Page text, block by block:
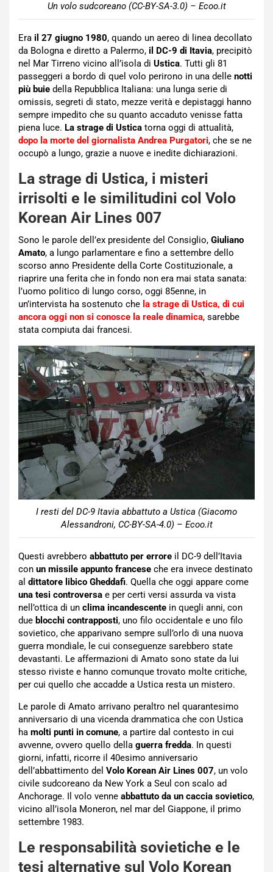
Un volo sudcoreano (CC-BY-SA-3.0) – Ecoo.it
Era il 27 giugno 1980, quando un aereo di linea decollato
da Bologna e diretto a Palermo, il DC-9 di Itavia, precipitò
nel Mar Tirreno vicino all’isola di Ustica. Tutti gli 81
passeggeri a bordo di quel volo perirono in una delle notti
più buie della Repubblica Italiana: una lunga serie di
omissis, segreti di stato, mezze verità e depistaggi hanno
sempre impedito che su quanto accaduto venisse fatta
piena luce. La strage di Ustica torna oggi di attualità,
dopo la morte del giornalista Andrea Purgatori, che se ne
occupò a lungo, grazie a nuove e inedite dichiarazioni.
La strage di Ustica, i misteri
irrisolti e le similitudini col Volo
Korean Air Lines 007
Sono le parole dell’ex presidente del Consiglio, Giuliano
Amato, a lungo parlamentare e fino a settembre dello
scorso anno Presidente della Corte Costituzionale, a
riaprire una ferita che in fondo non era mai stata sanata:
l’uomo politico di lungo corso, oggi 85enne, in
un’intervista ha sostenuto che la strage di Ustica, di cui
ancora oggi non si conosce la reale dinamica, sarebbe
stata compiuta dai francesi.
I resti del DC-9 Itavia abbattuto a Ustica (Giacomo
Alessandroni, CC-BY-SA-4.0) – Ecoo.it
Questi avrebbero abbattuto per errore il DC-9 dell’Itavia
con un missile appunto francese che era invece destinato
al dittatore libico Gheddafi. Quella che oggi appare come
una tesi controversa e per certi versi assurda va vista
nell’ottica di un clima incandescente in quegli anni, con
due blocchi contrapposti, uno filo occidentale e uno filo
sovietico, che apparivano sempre sull’orlo di una nuova
guerra mondiale, le cui conseguenze sarebbero state
devastanti. Le affermazioni di Amato sono state da lui
stesso riviste e hanno comunque trovato molte critiche,
per cui quello che accadde a Ustica resta un mistero.
Le parole di Amato arrivano peraltro nel quarantesimo
anniversario di una vicenda drammatica che con Ustica
ha molti punti in comune, a partire dal contesto in cui
avvenne, ovvero quello della guerra fredda. In questi
giorni, infatti, ricorre il 40esimo anniversario
dell’abbattimento del Volo Korean Air Lines 007, un volo
civile sudcoreano da New York a Seul con scalo ad
Anchorage. Il volo venne abbattuto da un caccia sovietico,
vicino all’isola Moneron, nel mar del Giappone, il primo
settembre 1983.
Le responsabilità sovietiche e le
tesi alternative sul Volo Korean